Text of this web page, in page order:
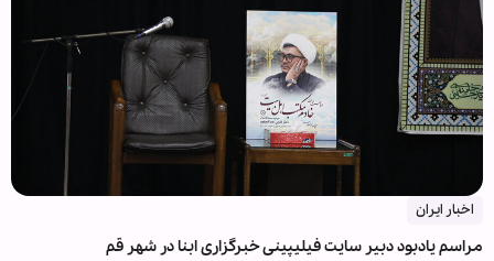
اخبار ایران
مراسم یادبود دبیر سایت فیلیپینی خبرگزاری ابنا در شهر قم